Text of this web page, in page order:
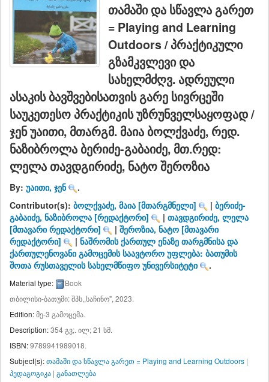
თამაში და სწავლა გარეთ
= Playing and Learning
Outdoors / პრაქტიკული
გზამკვლევი და
სახელმძღვ. ადრეული
ასაკის ბავშვებისათვის გარე სივრცეში
საუკეთესო პრაქტიკის უზრუნველსაყოფად /
ჯენ უაითი, მთარგმ. მაია ბოლქვაძე, რედ.
ნაზიბროლა ბერიძე-გაბაიძე, მთ.რედ:
ლელა თავდგირიძე, ნატო შეროზია
By: უაითი, ჯენ
.
Contributor(s): ბოლქვაძე, მაია [მთარგმნელი] | ბერიძე-
გაბაიძე, ნაზიბროლა [რედაქტორი] | თავდგირიძე, ლელა
[მთავარი რედაქტორი]
| შეროზია, ნატო[მთავარი
რედაქტორი]
| ნაშრომის ქართულ ენაზე თარგმნისა და
ქართულენოვანი გამოცემის საავტორო უფლება: ბათუმის
შოთა რუსთაველის სახელმწიფო უნივერსიტეტი
.
Material type:
Book
თბილისი-ბათუმი: შპს,,საჩინო", 2023.
Edition:მე-3 გამოცემა.
Description:354 გვ;. ილ; 21 სმ.
ISBN:9789941989018.
Subject(s):თამაში და სწავლა გარეთ = Playing and Learning Outdoors |
პედაგოგიკა | განათლება